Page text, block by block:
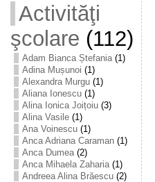
Activităţi
şcolare (112)
Adam Bianca Ștefania(1)
Adina Mușunoi (1)
Alexandra Murgu(1)
Aliana Ionescu(1)
Alina Ionica Joițoiu(3)
Alina Vasile(1)
Ana Voinescu(1)
Anca Adriana Caraman(1)
Anca Dumea(2)
Anca Mihaela Zaharia(1)
Andreea Alina Brăescu(2)